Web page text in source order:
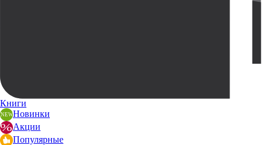
Книги
Новинки
Акции
Популярные